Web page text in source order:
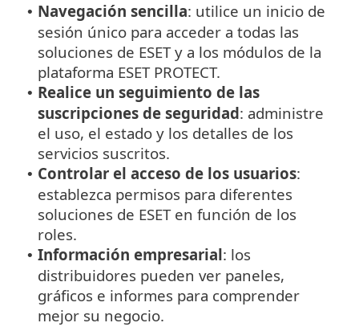
• Navegación sencilla: utilice un inicio de
sesión único para acceder a todas las
soluciones de ESET y a los módulos de la
plataforma ESET PROTECT.
• Realice un seguimiento de las
suscripciones de seguridad: administre
el uso, el estado y los detalles de los
servicios suscritos.
• Controlar el acceso de los usuarios:
establezca permisos para diferentes
soluciones de ESET en función de los
roles.
• Información empresarial: los
distribuidores pueden ver paneles,
gráficos e informes para comprender
mejor su negocio.